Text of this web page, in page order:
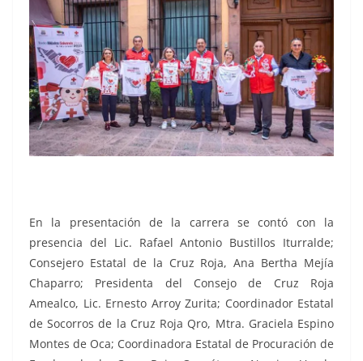
En la presentación de la carrera se contó con la
presencia del Lic. Rafael Antonio Bustillos Iturralde;
Consejero Estatal de la Cruz Roja, Ana Bertha Mejía
Chaparro; Presidenta del Consejo de Cruz Roja
Amealco, Lic. Ernesto Arroy Zurita; Coordinador Estatal
de Socorros de la Cruz Roja Qro, Mtra. Graciela Espino
Montes de Oca; Coordinadora Estatal de Procuración de